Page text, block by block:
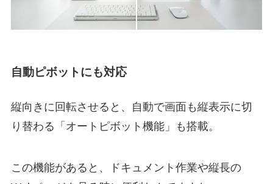
自動ピボットにも対応
縦向きに回転させると、自動で画面も縦表示に切
り替わる「オートピボット機能」も搭載。
この機能があると、ドキュメント作業や縦長の